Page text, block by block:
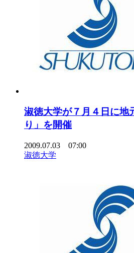
淑徳大学が７月４日に地
り」を開催
2009.07.03 07:00
淑徳大学